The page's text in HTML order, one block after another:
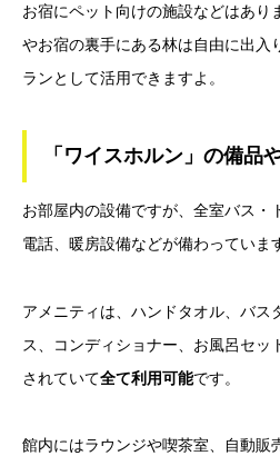
お宿にペット向けの施設などはあり
やお宿の裏手にある林は自由に出入
ランとして活用できますよ。
「ワイスホルン」の備品
お部屋内の設備ですが、全室バス・
電話、暖房設備などが備わっていま
アメニティは、ハンドタオル、バス
ス、コンディショナー、お風呂セッ
されていて全て利用可能です。
館内にはラウンジや喫茶室、自動販